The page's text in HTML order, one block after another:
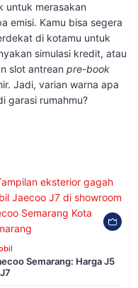
untuk merasakan
emisi. Kamu bisa segera
di kotamu untuk
simulasi kredit, atau
slot antrean pre-book
Jadi, varian warna apa
garasi rumahmu?
Semarang: Harga J5